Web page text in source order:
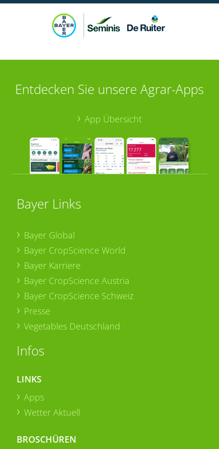
Entdecken Sie unsere Agrar-Apps
App Übersicht
Bayer Links
Bayer Global
Bayer CropScience World
Bayer Karriere
Bayer CropScience Austria
Bayer CropScience Schweiz
Presse
Vegetables Deutschland
Infos
LINKS
Apps
Wetter Aktuell
BROSCHÜREN